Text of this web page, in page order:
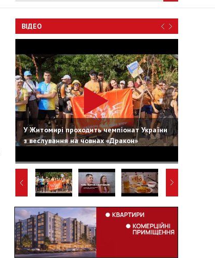
ВІДЕО
У Житомирі проходить чемпіонат України
з веслування на човнах «Дракон»